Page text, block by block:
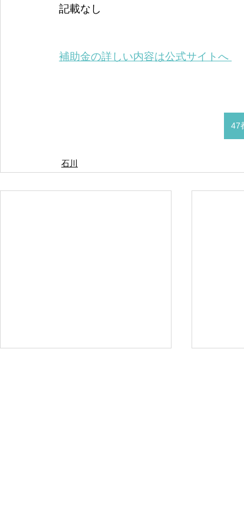
記載なし
補助金の詳しい内容は公式サイトへ
47
石川